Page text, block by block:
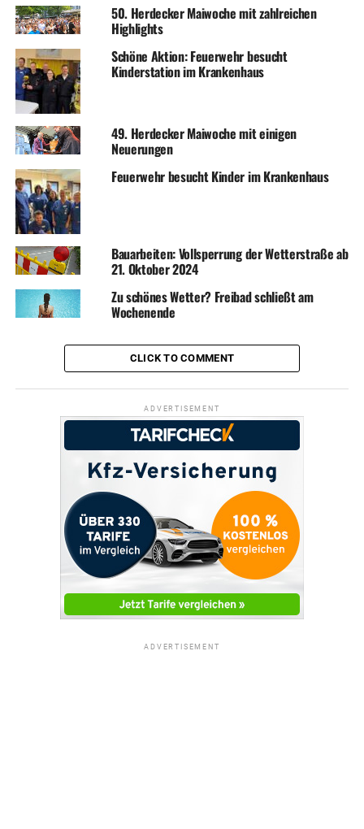
50. Herdecker Maiwoche mit zahlreichen
Highlights
Schöne Aktion: Feuerwehr besucht
Kinderstation im Krankenhaus
49. Herdecker Maiwoche mit einigen
Neuerungen
Feuerwehr besucht Kinder im Krankenhaus
Bauarbeiten: Vollsperrung der Wetterstraße ab
21. Oktober 2024
Zu schönes Wetter? Freibad schließt am
Wochenende
CLICK TO COMMENT
ADVERTISEMENT
ADVERTISEMENT